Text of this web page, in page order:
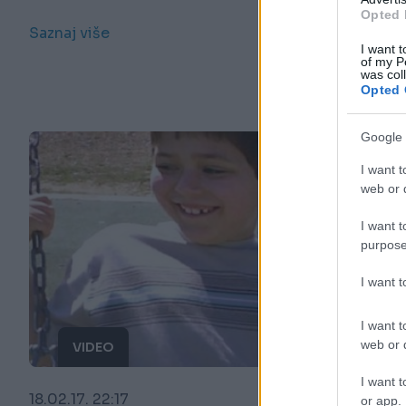
Opted
I want
of my
was
Opted
Google
I want
web or
I want
I want
I want
web or
I want
or app.
Saznaj više
VIDEO
18.02.17. 22:17